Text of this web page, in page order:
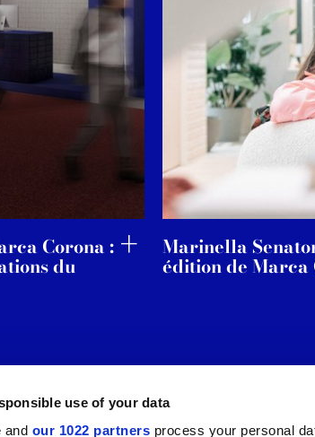
use of your data
and our 1022 partners process your personal
Corona :
du
Marinella
édition de